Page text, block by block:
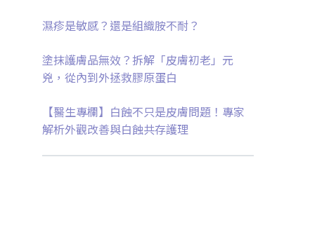
濕疹是敏感？還是組織胺不耐？
塗抹護膚品無效？拆解「皮膚初老」元
兇，從內到外拯救膠原蛋白
【醫生專欄】白蝕不只是皮膚問題！專家
解析外觀改善與白蝕共存護理